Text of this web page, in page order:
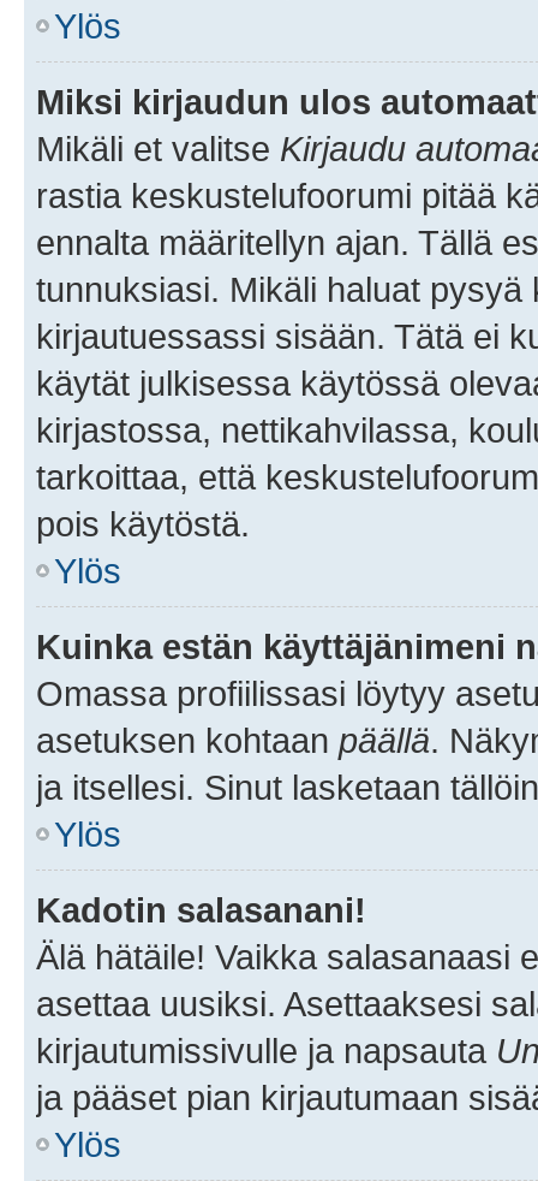
Ylös
Miksi kirjaudun ulos
Mikäli et valitse Kirjaudu
rastia keskustelufoorumi pitää
ennalta määritellyn ajan. Tällä
tunnuksiasi. Mikäli haluat
kirjautuessassi sisään. Tätä ei
käytät julkisessa käytössä
kirjastossa, nettikahvilassa,
tarkoittaa, että
pois käytöstä.
Ylös
Kuinka estän käyttäjänimeni
Omassa profiilissasi löytyy
asetuksen kohtaan päällä.
ja itsellesi. Sinut lasketaan
Ylös
Kadotin salasanani!
Älä hätäile! Vaikka salasanaasi
asettaa uusiksi. Asettaaksesi
kirjautumissivulle ja napsauta
ja pääset pian kirjautumaan
Ylös